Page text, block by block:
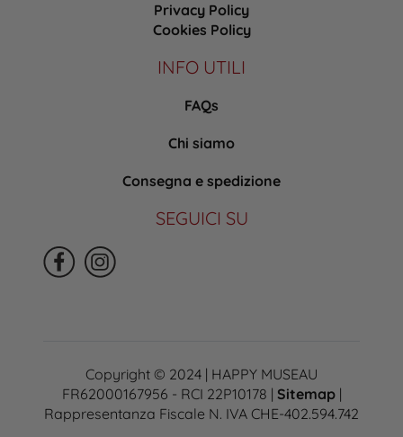
Privacy Policy
Cookies Policy
INFO UTILI
FAQs
Chi siamo
Consegna e spedizione
SEGUICI SU
Copyright © 2024 | HAPPY MUSEAU
FR62000167956 - RCI 22P10178 | Sitemap|
Rappresentanza Fiscale N. IVA CHE-402.594.742